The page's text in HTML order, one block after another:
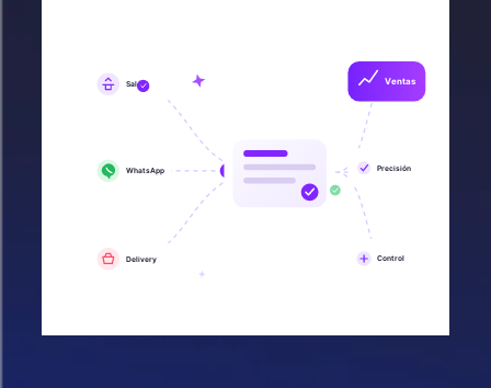
Salón
WhatsApp
Delivery
Ventas
Precisión
Control